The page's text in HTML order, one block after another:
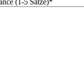
(1-5 Sätze)*